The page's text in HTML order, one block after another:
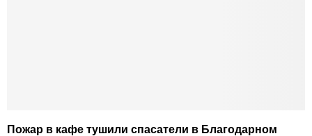
Пожар в кафе тушили спасатели в Благодарном